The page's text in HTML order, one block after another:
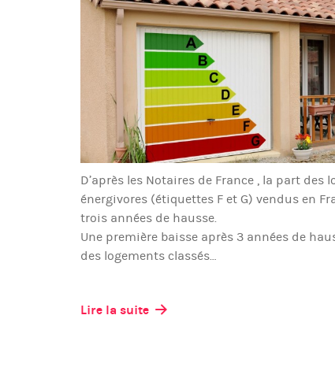
D’après les Notaires de France , la part des
énergivores (étiquettes F et G) vendus en
trois années de hausse.
Une première baisse après 3 années de
des logements classés…
Lire la suite